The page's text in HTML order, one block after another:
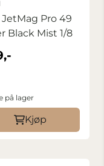
JetMag Pro 49
Black Mist 1/8
på lager
Kjøp